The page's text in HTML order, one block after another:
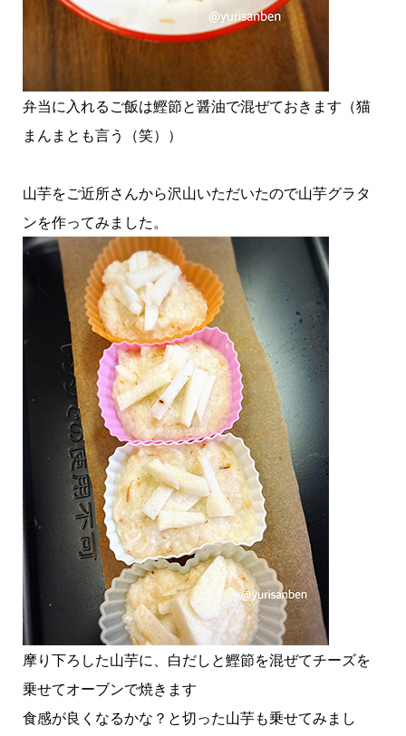
弁当に入れるご飯は鰹節と醤油で混ぜておきます（猫
まんまとも言う（笑））
山芋をご近所さんから沢山いただいたので山芋グラタ
ンを作ってみました。
摩り下ろした山芋に、白だしと鰹節を混ぜてチーズを
乗せてオーブンで焼きます
食感が良くなるかな？と切った山芋も乗せてみまし